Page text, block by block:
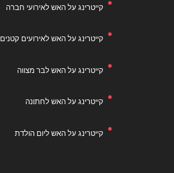
קייטרינג על האש לאירועי חברה
קייטרינג על האש לאירועים קטנים
קייטרינג על האש לבר מצווה
קייטרינג על האש לחתונה
קייטרינג על האש ליום הולדת